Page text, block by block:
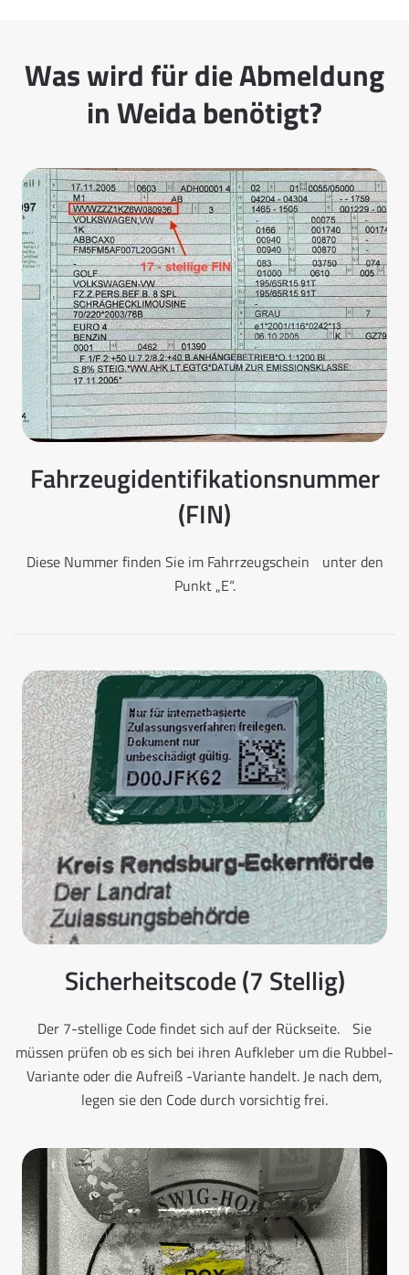
Was wird für die Abmeldung
in Weida benötigt?
Fahrzeugidentifikationsnummer
(FIN)
Diese Nummer finden Sie im Fahrrzeugschein unter den
Punkt „E“.
Sicherheitscode (7 Stellig)
Der 7-stellige Code findet sich auf der Rückseite. Sie
müssen prüfen ob es sich bei ihren Aufkleber um die Rubbel-
Variante oder die Aufreiß -Variante handelt. Je nach dem,
legen sie den Code durch vorsichtig frei.